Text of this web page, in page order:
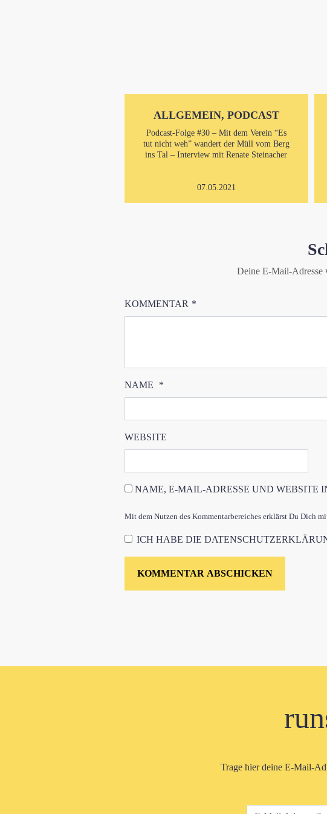
ALLGEMEIN, PODCAST
Podcast-Folge #30 – Mit dem Verein “Es
tut nicht weh” wandert der Müll vom Berg
ins Tal – Interview mit Renate Steinacher
07.05.2021
Deine E-Mail-
KOMMENTAR *
NAME *
WEBSITE
NAME, E-MAIL-ADRESSE UND WEBSITE
Mit dem Nutzen des Kommentarbereiches erklärst Du Dich
ICH HABE DIE
Trage hier deine E-Mail-